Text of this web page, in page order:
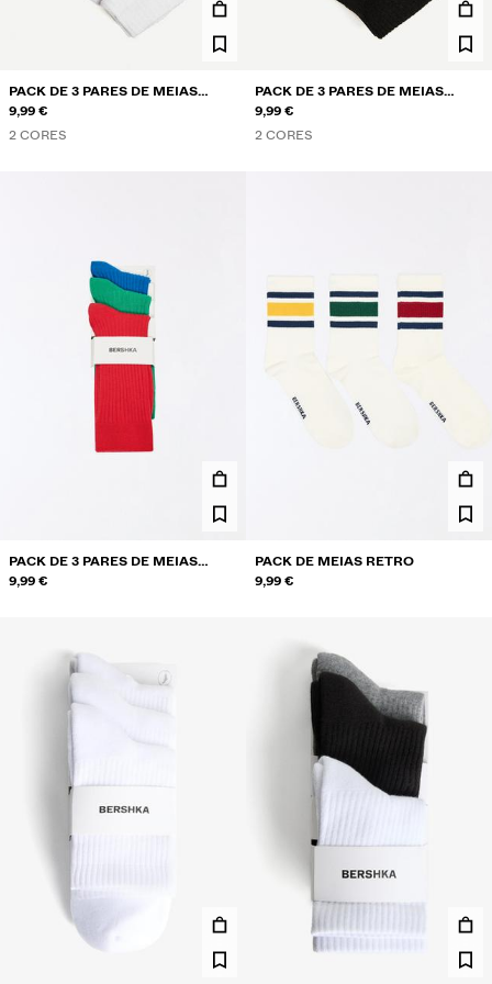
PACK DE 3 PARES DE MEIAS
SOQUETES DESPORTIVAS
9,99 €
2 CORES
PACK DE 3 PARES DE MEIAS
SOQUETES DESPORTIVAS
9,99 €
2 CORES
PACK DE 3 PARES DE MEIAS
LISAS
9,99 €
PACK DE MEIAS RETRO
9,99 €